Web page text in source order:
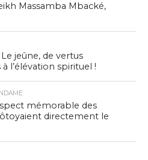
Massamba Mbacké,
Le jeûne, de vertus
l’élévation spirituel !
mémorable des
directement le